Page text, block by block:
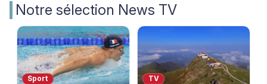
Notre sélection News TV
Sport TV